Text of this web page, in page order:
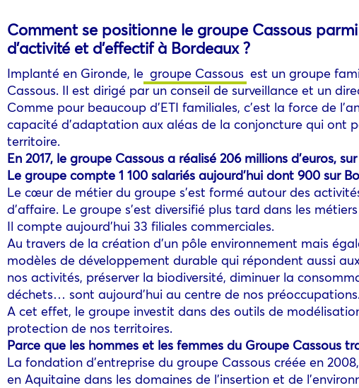
Comment se positionne le groupe Cassous
d’activité et d’effectif à Bordeaux ?
Implanté en Gironde, le groupe Cassous est un groupe
Cassous. Il est dirigé par un conseil de surveillance et un
Comme pour beaucoup d’ETI familiales, c’est la force de
capacité d’adaptation aux aléas de la conjoncture qui ont
territoire.
En 2017, le groupe Cassous a réalisé 206 millions d’euros,
Le groupe compte 1 100 salariés aujourd’hui dont 900 sur
Le cœur de métier du groupe s’est formé autour des
d’affaire. Le groupe s’est diversifié plus tard dans les
Il compte aujourd’hui 33 filiales commerciales.
Au travers de la création d’un pôle environnement mais
modèles de développement durable qui répondent aussi
nos activités, préserver la biodiversité, diminuer la
déchets… sont aujourd’hui au centre de nos préoccupations.
A cet effet, le groupe investit dans des outils de
protection de nos territoires.
Parce que les hommes et les femmes du Groupe Cassous
La fondation d’entreprise du groupe Cassous créée en
en Aquitaine dans les domaines de l’insertion et de